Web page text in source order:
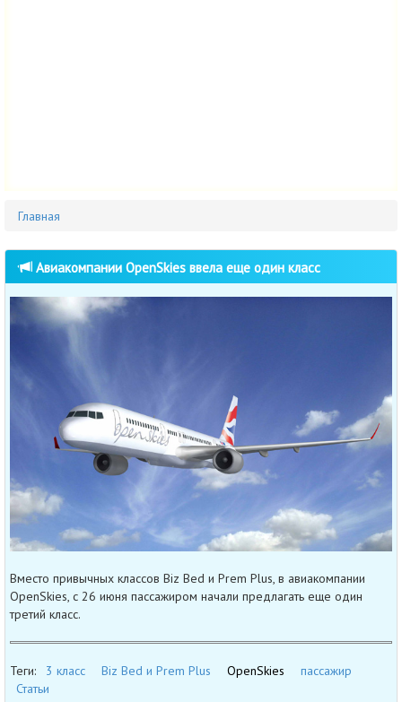
Главная
Авиакомпании OpenSkies ввела еще один класс
Вместо привычных классов Biz Bed и Prem Plus, в авиакомпании
OpenSkies, с 26 июня пассажиром начали предлагать еще один
третий класс.
Теги: 3 класс Biz Bed и Prem Plus OpenSkies
пассажир
Статьи